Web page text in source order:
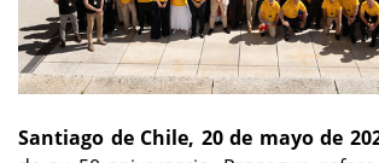
Santiago de Chile, 20 de mayo de